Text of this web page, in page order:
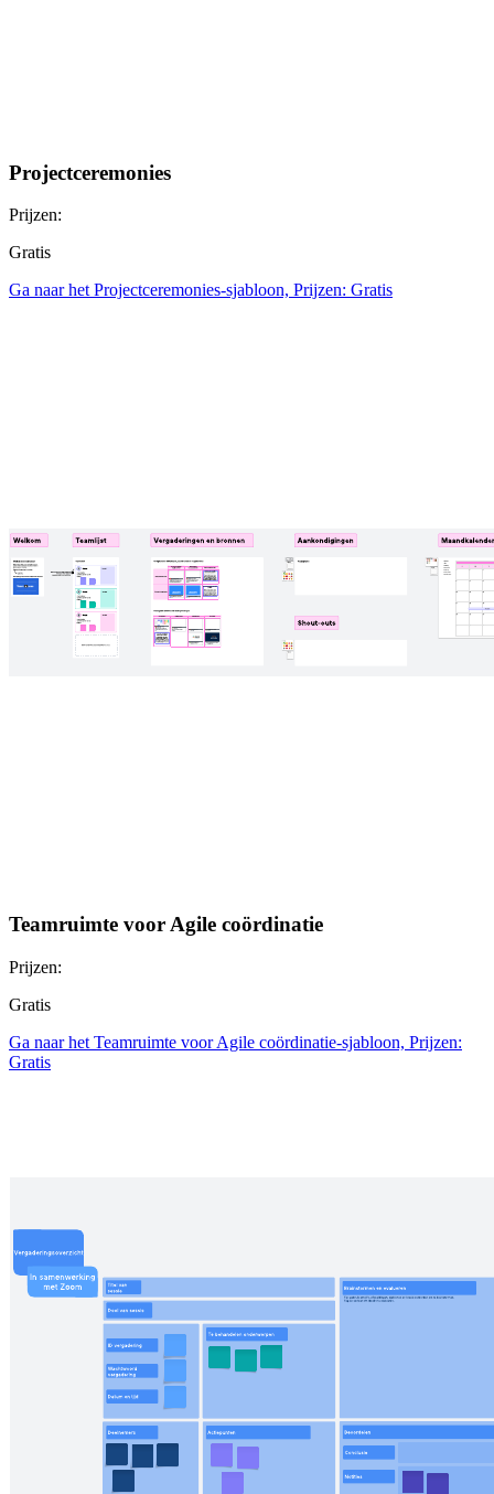
Projectceremonies
Prijzen:
Gratis
Ga naar het Projectceremonies-sjabloon, Prijzen: Gratis
Teamruimte voor Agile coördinatie
Prijzen:
Gratis
Ga naar het Teamruimte voor Agile coördinatie-sjabloon, Prijzen:
Gratis